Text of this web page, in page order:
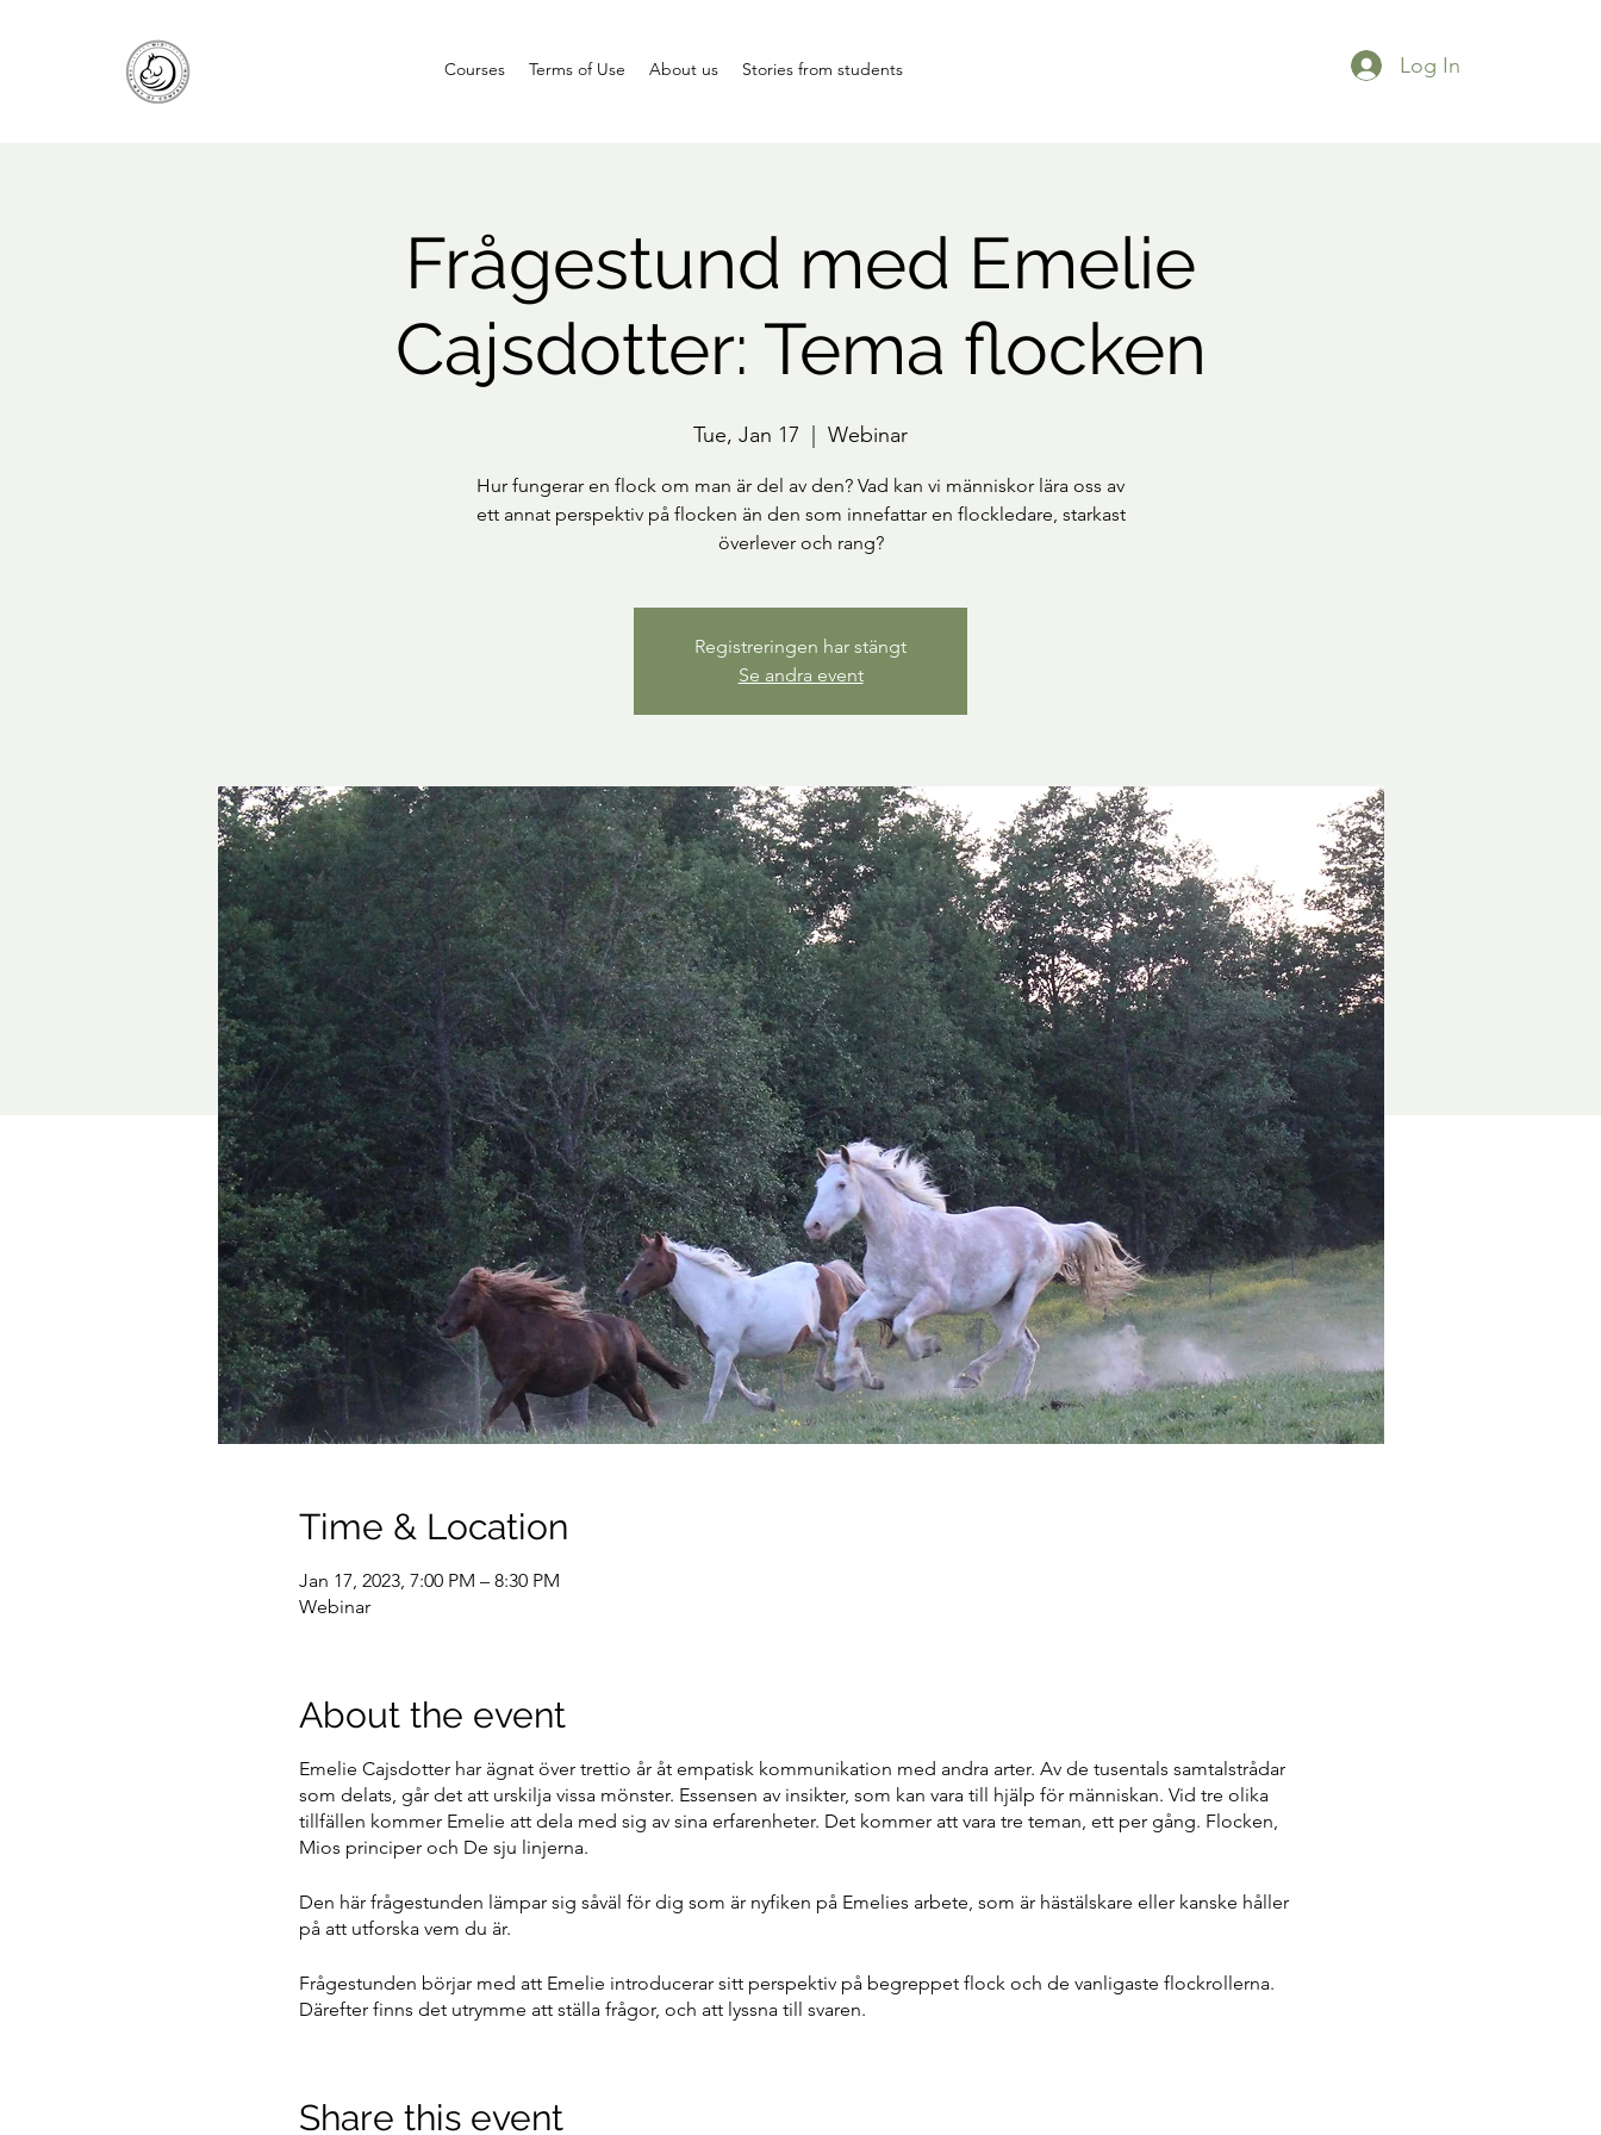
Courses Terms of Use About us Stories from students Log In
Frågestund med Emelie
Cajsdotter: Tema flocken
Tue, Jan 17 Webinar
Hur fungerar en flock om man är del av den? Vad kan vi människor lära oss av
ett annat perspektiv på flocken än den som innefattar en flockledare, starkast
överlever och rang?
Registreringen har stängt
Se andra event
Time & Location
Jan 17, 2023, 7:00 PM – 8:30 PM
Webinar
About the event
Emelie Cajsdotter har ägnat över trettio år åt empatisk kommunikation med andra arter. Av de tusentals samtalstrådar
som delats, går det att urskilja vissa mönster. Essensen av insikter, som kan vara till hjälp för människan. Vid tre olika
tillfällen kommer Emelie att dela med sig av sina erfarenheter. Det kommer att vara tre teman, ett per gång. Flocken,
Mios principer och De sju linjerna.
Den här frågestunden lämpar sig såväl för dig som är nyfiken på Emelies arbete, som är hästälskare eller kanske håller
på att utforska vem du är.
Frågestunden börjar med att Emelie introducerar sitt perspektiv på begreppet flock och de vanligaste flockrollerna.
Därefter finns det utrymme att ställa frågor, och att lyssna till svaren.
Share this event